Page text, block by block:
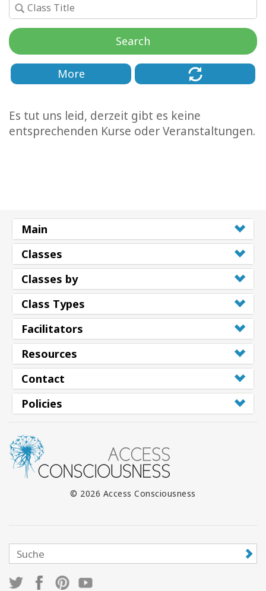
Search
More
Es tut uns leid, derzeit gibt es keine
entsprechenden Kurse oder Veranstaltungen.
Main
Classes
Classes by
Class Types
Facilitators
Resources
Contact
Policies
© 2026 Access Consciousness